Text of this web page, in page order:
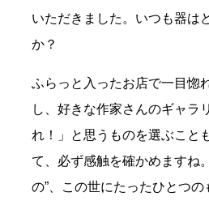
いただきました。いつも器は
か？
ふらっと入ったお店で一目惚
し、好きな作家さんのギャラ
れ！」と思うものを選ぶこと
て、必ず感触を確かめますね
の”、この世にたったひとつの